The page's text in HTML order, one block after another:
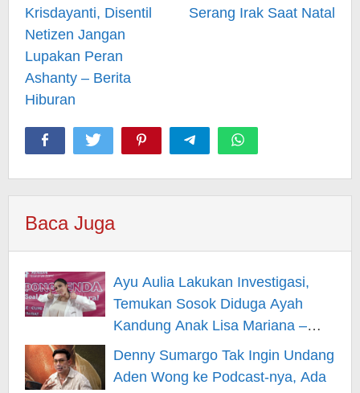
Krisdayanti, Disentil
Netizen Jangan
Lupakan Peran
Ashanty – Berita
Hiburan
Serang Irak Saat Natal
Baca Juga
Ayu Aulia Lakukan Investigasi,
Temukan Sosok Diduga Ayah
Kandung Anak Lisa Mariana –
Berita Hiburan
Denny Sumargo Tak Ingin Undang
Aden Wong ke Podcast-nya, Ada